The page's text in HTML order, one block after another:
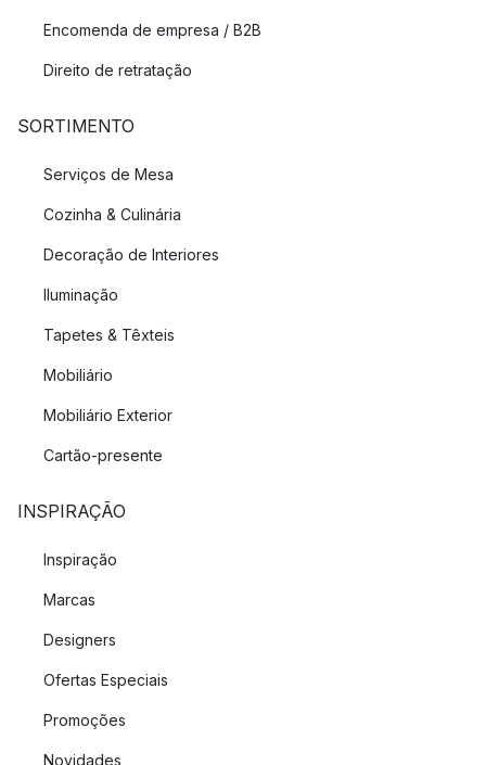
Encomenda de empresa / B2B
Direito de retratação
SORTIMENTO
Serviços de Mesa
Cozinha & Culinária
Decoração de Interiores
Iluminação
Tapetes & Têxteis
Mobiliário
Mobiliário Exterior
Cartão-presente
INSPIRAÇÃO
Inspiração
Marcas
Designers
Ofertas Especiais
Promoções
Novidades